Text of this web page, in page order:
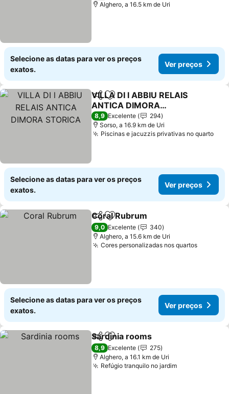
Alghero, a 16.5 km de Uri
Selecione as datas para ver os preços
exatos.
Ver preços
PartilharAdicionar aos favoritos
VILLA DI l ABBIU RELAIS
ANTICA DIMORA
STORICA
8,9 Excelente
294
Sorso, a 16.9 km de Uri
Piscinas e jacuzzis privativas no quarto
Selecione as datas para ver os preços
exatos.
Ver preços
PartilharAdicionar aos favoritos
Coral Rubrum
9,0 Excelente
340
Alghero, a 15.6 km de Uri
Cores personalizadas nos quartos
Selecione as datas para ver os preços
exatos.
Ver preços
PartilharAdicionar aos favoritos
Sardinia rooms
8,9 Excelente
275
Alghero, a 16.1 km de Uri
Refúgio tranquilo no jardim